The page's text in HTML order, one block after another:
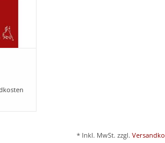
* Inkl. MwSt. zzgl.